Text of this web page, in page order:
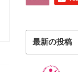
最新の投稿